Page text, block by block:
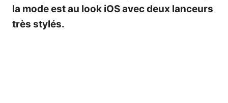
la mode est au look iOS avec deux lanceurs
très stylés.